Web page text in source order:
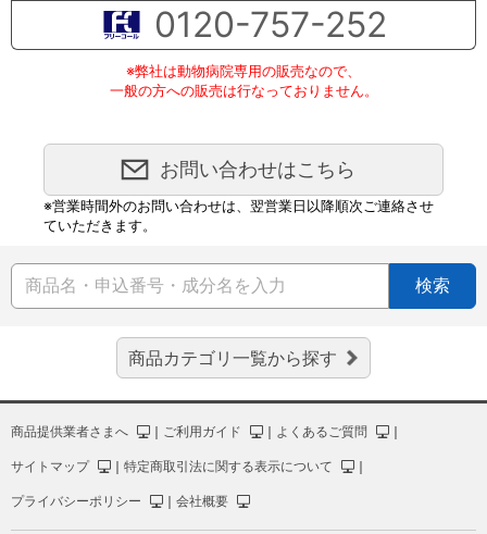
0120-757-252
※弊社は動物病院専用の販売なので、
一般の方への販売は行なっておりません。
お問い合わせはこちら
※営業時間外のお問い合わせは、翌営業日以降順次ご連絡させ
ていただきます。
検索
商品カテゴリ一覧から探す
商品提供業者さまへ ｜ ご利用ガイド ｜ よくあるご質問 ｜
サイトマップ ｜ 特定商取引法に関する表示について ｜
プライバシーポリシー ｜ 会社概要